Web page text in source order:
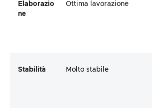
Elaborazio
ne
Ottima lavorazione
Stabilità Molto stabile